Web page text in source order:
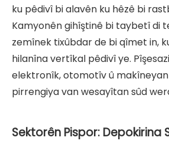
ku pêdivî bi alavên ku hêzê bi
Kamyonên gihîştinê bi taybetî di
zemînek tixûbdar de bi qîmet in,
hilanîna vertîkal pêdivî ye.
elektronîk, otomotîv û
pirrengiya van wesayîtan sûd
Sektorên Pispor: Depokirina